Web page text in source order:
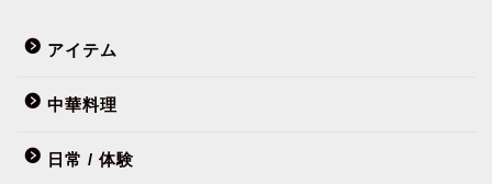
アイテム
中華料理
日常 / 体験